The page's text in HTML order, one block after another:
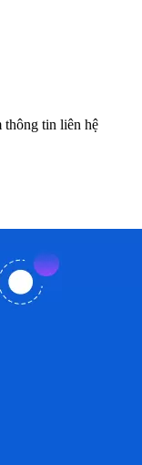
thông tin liên hệ